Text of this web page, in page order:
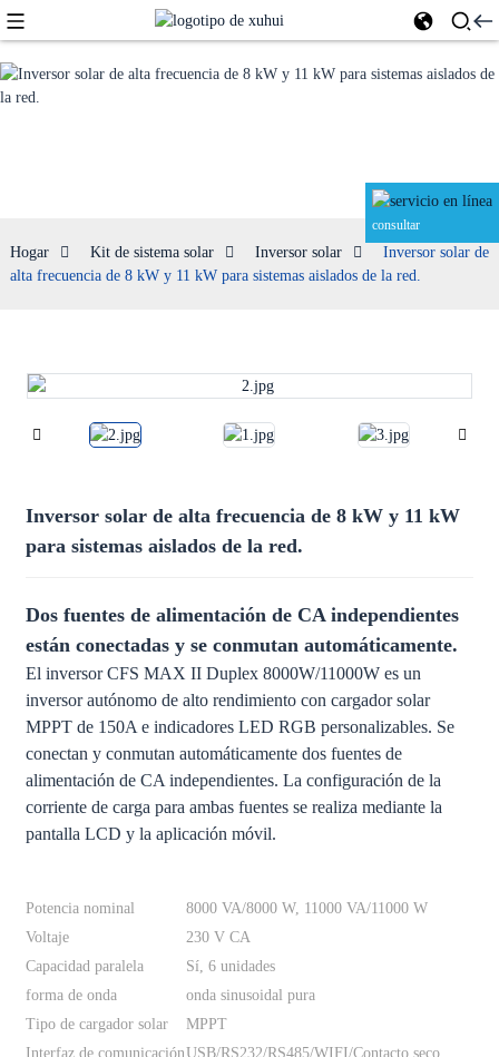
consultar
Hogar Kit de sistema solar Inversor solar
Inversor solar de
alta frecuencia de 8 kW y 11 kW para sistemas aislados de la red.
Inversor solar de alta frecuencia de 8 kW y 11 kW
para sistemas aislados de la red.
Dos fuentes de alimentación de CA independientes
están conectadas y se conmutan automáticamente.
El inversor CFS MAX II Duplex 8000W/11000W es un
inversor autónomo de alto rendimiento con cargador solar
MPPT de 150A e indicadores LED RGB personalizables. Se
conectan y conmutan automáticamente dos fuentes de
alimentación de CA independientes. La configuración de la
corriente de carga para ambas fuentes se realiza mediante la
pantalla LCD y la aplicación móvil.
Potencia nominal
8000 VA/8000 W, 11000 VA/11000 W
Voltaje
230 V CA
Capacidad paralela
Sí, 6 unidades
forma de onda
onda sinusoidal pura
Tipo de cargador solar
MPPT
Interfaz de comunicaciónUSB/RS232/RS485/WIFI/Contacto seco